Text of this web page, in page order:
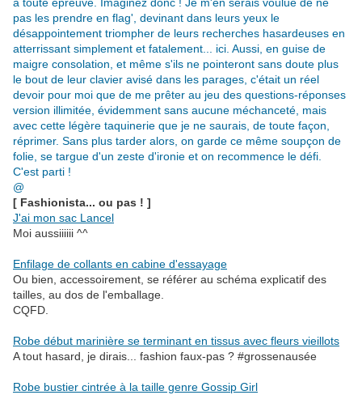
pas les prendre en flag', devinant dans leurs yeux le
désappointement triompher de leurs recherches hasardeuses en
atterrissant simplement et fatalement... ici. Aussi, en guise de
maigre consolation, et même s'ils ne pointeront sans doute plus
le bout de leur clavier avisé dans les parages, c'était un réel
devoir pour moi que de me prêter au jeu des questions-réponses
version illimitée, évidemment sans aucune méchanceté, mais
avec cette légère taquinerie que je ne saurais, de toute façon,
réprimer. Sans plus tarder alors, on garde ce même soupçon de
folie, se targue d'un zeste d'ironie et on recommence le défi.
C'est parti !
@
[ Fashionista... ou pas ! ]
J'ai mon sac Lancel
Moi aussiiiiii ^^
Enfilage de collants en cabine d'essayage
Ou bien, accessoirement, se référer au schéma explicatif des
tailles, au dos de l'emballage.
CQFD.
Robe début marinière se terminant en tissus avec fleurs vieillots
A tout hasard, je dirais... fashion faux-pas ? #grossenausée
Robe bustier cintrée à la taille genre Gossip Girl